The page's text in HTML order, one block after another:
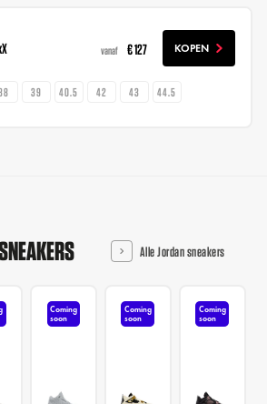
vanaf € 127 KOPEN
39 40.5 42 43 44.5
Alle Jordan sneakers
Coming
soon
Coming
soon
Coming
soon